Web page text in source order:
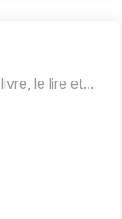
le lire et...